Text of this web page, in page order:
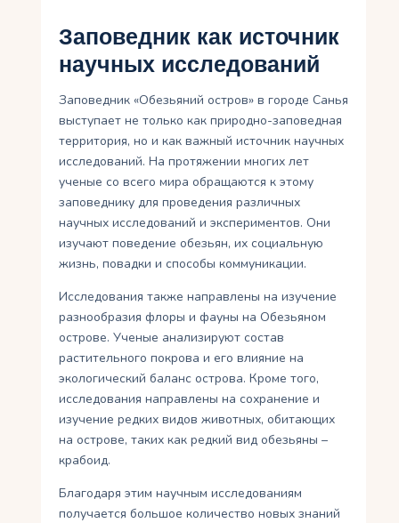
Заповедник как источник
научных исследований
Заповедник «Обезьяний остров» в городе Санья
выступает не только как природно-заповедная
территория, но и как важный источник научных
исследований. На протяжении многих лет
ученые со всего мира обращаются к этому
заповеднику для проведения различных
научных исследований и экспериментов. Они
изучают поведение обезьян, их социальную
жизнь, повадки и способы коммуникации.
Исследования также направлены на изучение
разнообразия флоры и фауны на Обезьяном
острове. Ученые анализируют состав
растительного покрова и его влияние на
экологический баланс острова. Кроме того,
исследования направлены на сохранение и
изучение редких видов животных, обитающих
на острове, таких как редкий вид обезьяны –
крабоид.
Благодаря этим научным исследованиям
получается большое количество новых знаний